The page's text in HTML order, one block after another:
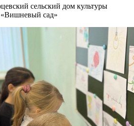
сельский дом культуры
«Вишневый сад»